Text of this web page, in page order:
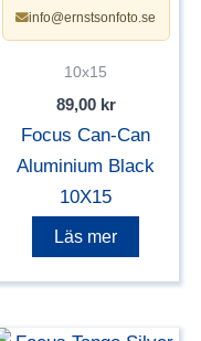
info@ernstsonfoto.se
10x15
89,00 kr
Focus Can-Can
Aluminium Black
10X15
Läs mer